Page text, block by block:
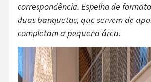
correspondência. Espelho de
duas banquetas, que servem de
completam a pequena área.